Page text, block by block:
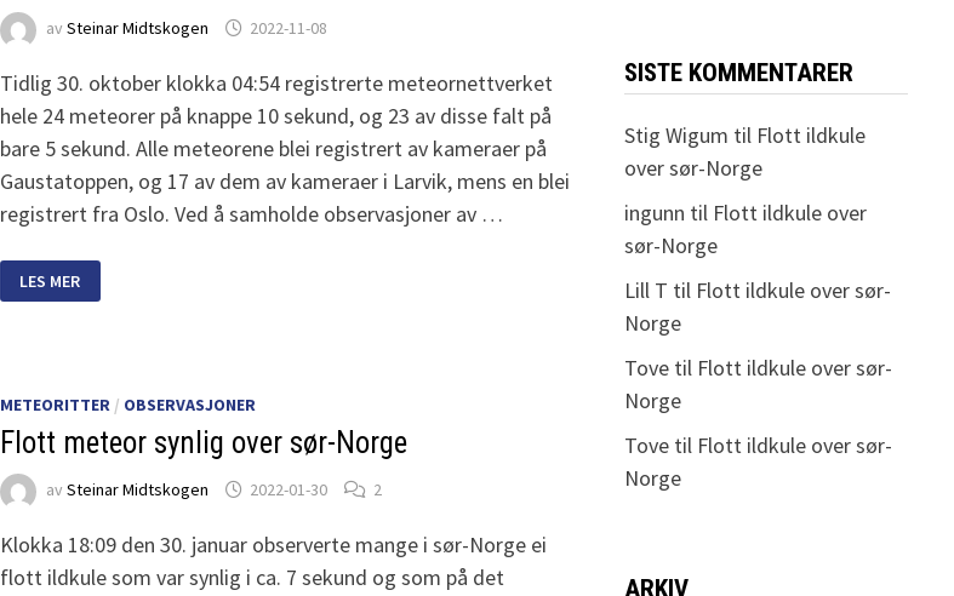
av Steinar Midtskogen 2022-11-08
Tidlig 30. oktober klokka 04:54 registrerte meteornettverket
hele 24 meteorer på knappe 10 sekund, og 23 av disse falt på
bare 5 sekund. Alle meteorene blei registrert av kameraer på
Gaustatoppen, og 17 av dem av kameraer i Larvik, mens en blei
registrert fra Oslo. Ved å samholde observasjoner av …
METEORKLYNGE
OVER
LES MER
METEORITTER/ OBSERVASJONER
Flott meteor synlig over sør-Norge
av Steinar Midtskogen 2022-01-30 2
Klokka 18:09 den 30. januar observerte mange i sør-Norge ei
flott ildkule som var synlig i ca. 7 sekund og som på det
SISTE KOMMENTARER
Stig Wigum til Flott ildkule
over sør-Norge
ingunn til Flott ildkule over
sør-Norge
Lill T til Flott ildkule over sør-
Norge
Tove til Flott ildkule over sør-
Norge
Tove til Flott ildkule over sør-
Norge
ARKIV